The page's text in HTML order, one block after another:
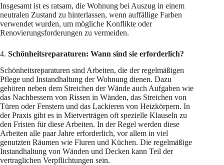
Insgesamt ist es ratsam, die Wohnung bei Auszug in einem
neutralen Zustand zu hinterlassen, wenn auffällige Farben
verwendet wurden, um mögliche Konflikte oder
Renovierungsforderungen zu vermeiden.
4. Schönheitsreparaturen: Wann sind sie erforderlich?
Schönheitsreparaturen sind Arbeiten, die der regelmäßigen
Pflege und Instandhaltung der Wohnung dienen. Dazu
gehören neben dem Streichen der Wände auch Aufgaben wie
das Nachbessern von Rissen in Wänden, das Streichen von
Türen oder Fenstern und das Lackieren von Heizkörpern. In
der Praxis gibt es in Mietverträgen oft spezielle Klauseln zu
den Fristen für diese Arbeiten. In der Regel werden diese
Arbeiten alle paar Jahre erforderlich, vor allem in viel
genutzten Räumen wie Fluren und Küchen. Die regelmäßige
Instandhaltung von Wänden und Decken kann Teil der
vertraglichen Verpflichtungen sein.